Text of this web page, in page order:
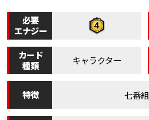
必要
エナジー
カード
種類
キャラクター
特徴 七番組